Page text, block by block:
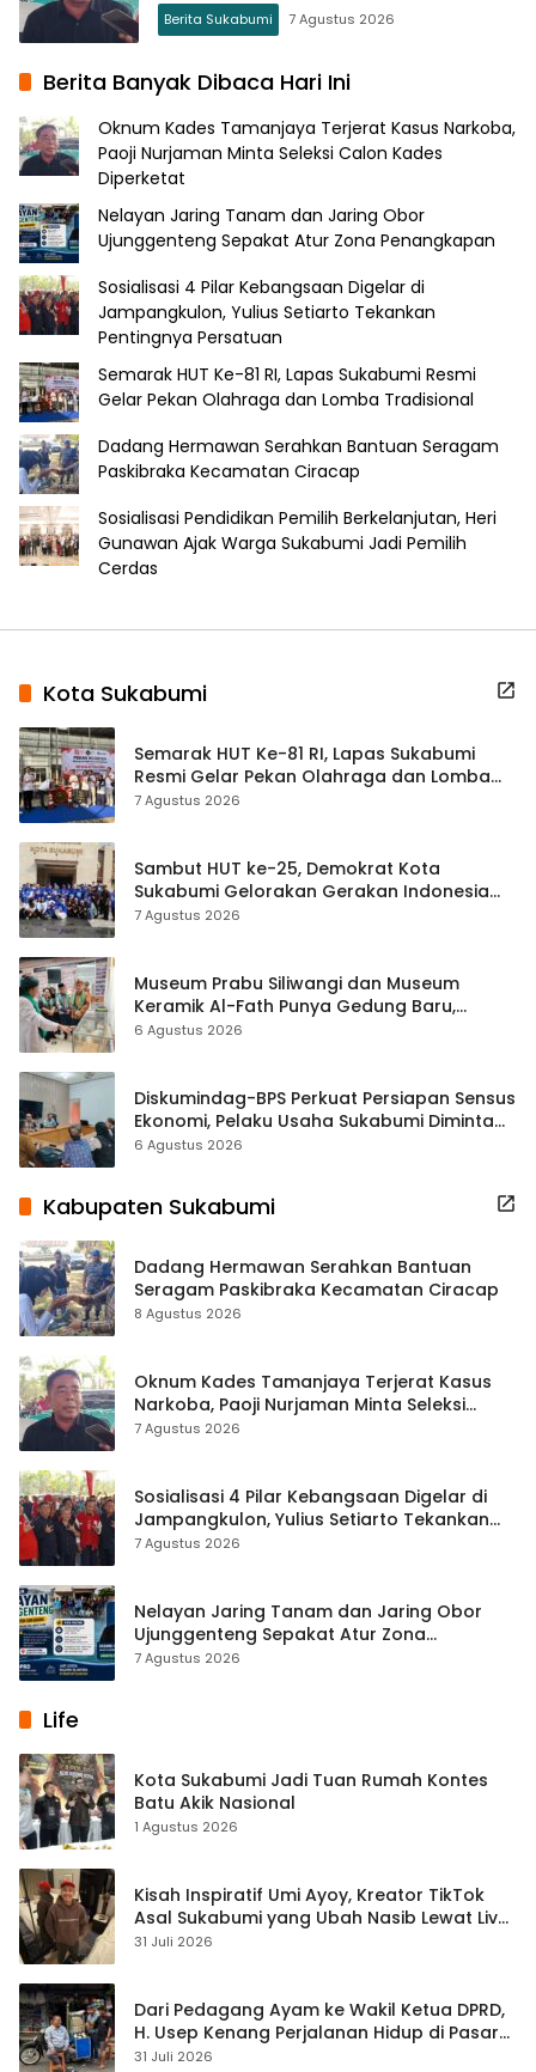
Berita Sukabumi 7 Agustus 2026
Berita Banyak Dibaca Hari Ini
Oknum Kades Tamanjaya Terjerat Kasus Narkoba,
Paoji Nurjaman Minta Seleksi Calon Kades
Diperketat
Nelayan Jaring Tanam dan Jaring Obor
Ujunggenteng Sepakat Atur Zona Penangkapan
Sosialisasi 4 Pilar Kebangsaan Digelar di
Jampangkulon, Yulius Setiarto Tekankan
Pentingnya Persatuan
Semarak HUT Ke-81 RI, Lapas Sukabumi Resmi
Gelar Pekan Olahraga dan Lomba Tradisional
Dadang Hermawan Serahkan Bantuan Seragam
Paskibraka Kecamatan Ciracap
Sosialisasi Pendidikan Pemilih Berkelanjutan, Heri
Gunawan Ajak Warga Sukabumi Jadi Pemilih
Cerdas
Kota Sukabumi
Semarak HUT Ke-81 RI, Lapas Sukabumi
Resmi Gelar Pekan Olahraga dan Lomba
Tradisional
7 Agustus 2026
Sambut HUT ke-25, Demokrat Kota
Sukabumi Gelorakan Gerakan Indonesia
ASRI Lewat Aksi Bersih Masjid Agung
7 Agustus 2026
Museum Prabu Siliwangi dan Museum
Keramik Al-Fath Punya Gedung Baru,
Hampir 500 Koleksi Dipisahkan
6 Agustus 2026
Diskumindag-BPS Perkuat Persiapan Sensus
Ekonomi, Pelaku Usaha Sukabumi Diminta
Terbuka Beri Data
6 Agustus 2026
Kabupaten Sukabumi
Dadang Hermawan Serahkan Bantuan
Seragam Paskibraka Kecamatan Ciracap
8 Agustus 2026
Oknum Kades Tamanjaya Terjerat Kasus
Narkoba, Paoji Nurjaman Minta Seleksi
Calon Kades Diperketat
7 Agustus 2026
Sosialisasi 4 Pilar Kebangsaan Digelar di
Jampangkulon, Yulius Setiarto Tekankan
Pentingnya Persatuan
7 Agustus 2026
Nelayan Jaring Tanam dan Jaring Obor
Ujunggenteng Sepakat Atur Zona
Penangkapan
7 Agustus 2026
Life
Kota Sukabumi Jadi Tuan Rumah Kontes
Batu Akik Nasional
1 Agustus 2026
Kisah Inspiratif Umi Ayoy, Kreator TikTok
Asal Sukabumi yang Ubah Nasib Lewat Live
Streaming
31 Juli 2026
Dari Pedagang Ayam ke Wakil Ketua DPRD,
H. Usep Kenang Perjalanan Hidup di Pasar
Cisaat
31 Juli 2026